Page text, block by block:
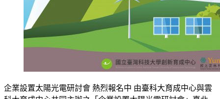
企業設置太陽光電研討會 熱烈報名中 由臺科大育成中心與雲